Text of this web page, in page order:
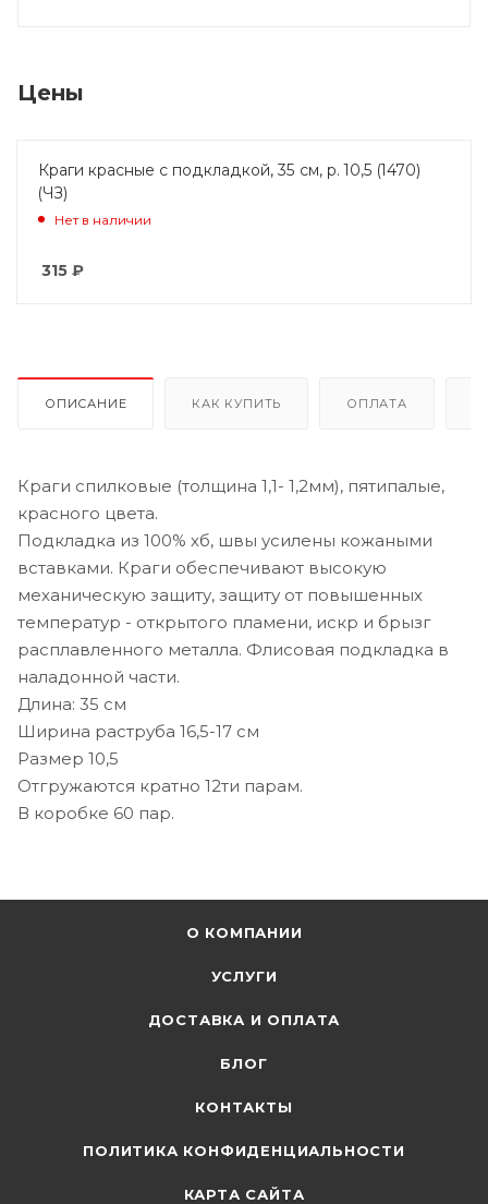
Цены
Краги красные с подкладкой, 35 см, р. 10,5 (1470)
(ЧЗ)
Нет в наличии
315 ₽
ОПИСАНИЕ КАК КУПИТЬ ОПЛАТА
Краги спилковые (толщина 1,1- 1,2мм), пятипалые,
красного цвета.
Подкладка из 100% хб, швы усилены кожаными
вставками. Краги обеспечивают высокую
механическую защиту, защиту от повышенных
температур - открытого пламени, искр и брызг
расплавленного металла. Флисовая подкладка в
наладонной части.
Длина: 35 см
Ширина раструба 16,5-17 см
Размер 10,5
Отгружаются кратно 12ти парам.
В коробке 60 пар.
О КОМПАНИИ
УСЛУГИ
ДОСТАВКА И ОПЛАТА
БЛОГ
КОНТАКТЫ
ПОЛИТИКА КОНФИДЕНЦИАЛЬНОСТИ
КАРТА САЙТА